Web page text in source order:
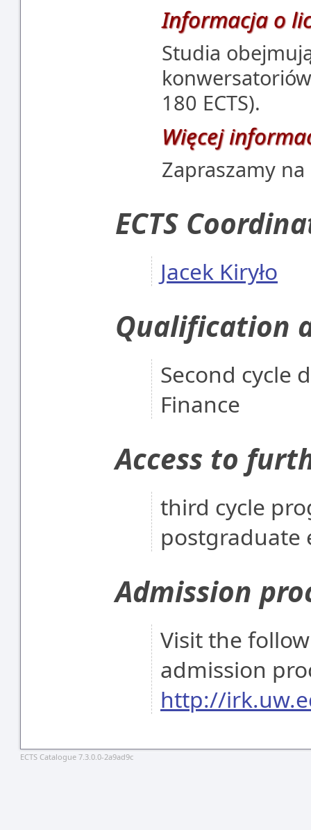
Informacja o
Studia
180 ECTS).
Więcej
Zapraszamy
ECTS
Jacek Kiryło
Qualification
Second cycle
Finance
Access to
third cycle
postgraduate
Admission
Visit the
admission
http://
ECTS Catalogue 7.3.0.0-2a9ad9c